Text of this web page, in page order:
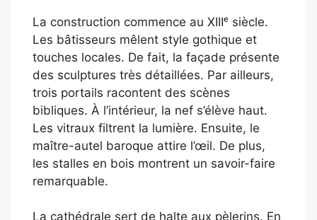
La construction commence au XIIIᵉ siècle.
Les bâtisseurs mêlent style gothique et
touches locales. De fait, la façade présente
des sculptures très détaillées. Par ailleurs,
trois portails racontent des scènes
bibliques. À l’intérieur, la nef s’élève haut.
Les vitraux filtrent la lumière. Ensuite, le
maître-autel baroque attire l’œil. De plus,
les stalles en bois montrent un savoir-faire
remarquable.
La cathédrale sert de halte aux pèlerins. En